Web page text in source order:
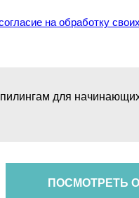
на обработку своих
для
ПОСМОТРЕТЬ